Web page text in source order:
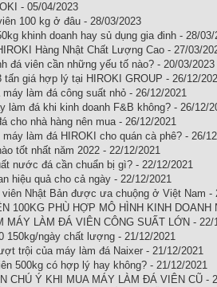
- 05/04/2023
100 kg ở đâu - 28/03/2023
khinh doanh hay sủ dụng gia đinh - 28/03/
Hàng Nhật Chất Lượng Cao - 27/03/
đá viên cần những yếu tố nào? - 20/03/2023
tấn giá hợp lý tại HIROKI GROUP - 26/12/
làm đá công suất nhỏ - 26/12/2021
làm đá khi kinh doanh F&B không? - 26/12/
cho nhà hàng nên mua - 26/12/2021
làm đá HIROKI cho quán cà phê? - 26/
tốt nhất năm 2022 - 22/12/2021
nước đá cần chuẩn bị gì? - 22/12/2021
hiệu quả cho cả ngày - 22/12/2021
viên Nhật Bản được ưa chuộng ở Việt Nam -
100KG PHÙ HỢP MÔ HÌNH KINH DOANH
MÁY LÀM ĐÁ VIÊN CÔNG SUẤT LỚN - 22/
150kg/ngày chất lượng - 21/12/2021
trội của máy làm đá Naixer - 21/12/2021
500kg có hợp lý hay không? - 21/12/2021
CHÚ Ý KHI MUA MÁY LÀM ĐÁ VIÊN CŨ -